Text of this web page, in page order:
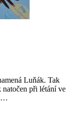
Luňák. Tak
natočen při létání ve
…